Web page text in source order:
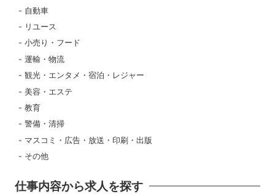
自動車
リユース
小売り・フード
運輸・物流
観光・エンタメ・宿泊・レジャー
美容・エステ
教育
警備・清掃
マスコミ・広告・放送・印刷・出版
その他
仕事内容から求人を探す